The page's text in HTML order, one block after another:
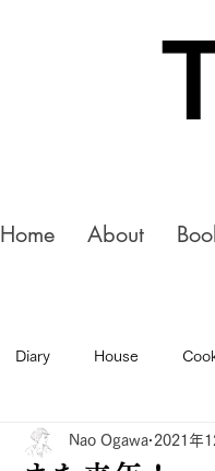
Home About
Diary House
Nao Ogawa 2021年